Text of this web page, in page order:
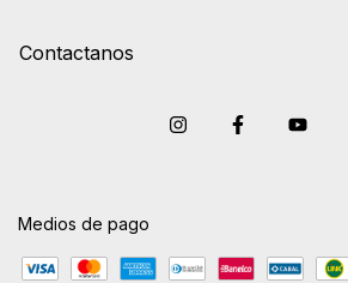
Contactanos
Medios de pago